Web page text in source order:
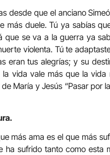
desde que el anciano
más duele. Tú ya sabías
que se va a la guerra ya
violenta. Tú te
eran tus alegrías; y su
vida vale más que la vida
María y Jesús “Pasar por
más ama es el que más
ha sufrido tanto como esta